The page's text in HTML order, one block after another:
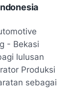
- Bekasi
lulusan
Produksi
sebagai